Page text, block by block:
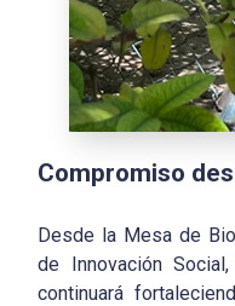
Compromiso
Desde la Mesa de
de Innovación
continuará